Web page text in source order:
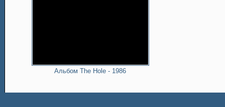
Альбом The Hole - 1986